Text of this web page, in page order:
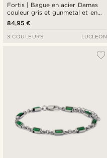
Fortis | Bague en acier Damas
couleur gris et gunmetal et en
titane couleur or rose à double
cannelure - 7 mm
84,95 €
3 COULEURS LUCLEON